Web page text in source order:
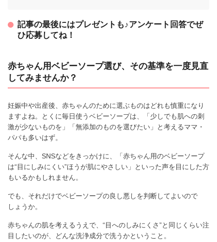
記事の最後にはプレゼントも♪アンケート回答でぜ
ひ応募してね！
赤ちゃん用ベビーソープ選び、その基準を一度見直
してみませんか？
妊娠中や出産後、赤ちゃんのために選ぶものはどれも慎重になり
ますよね。とくに毎日使うベビーソープは、「少しでも肌への刺
激が少ないものを」「無添加のものを選びたい」と考えるママ・
パパも多いはず。
そんな中、SNSなどをきっかけに、「赤ちゃん用のベビーソープ
は“目にしみにくい”ほうが肌にやさしい」といった声を目にした方
もいるかもしれません。
でも、それだけでベビーソープの良し悪しを判断してよいので
しょうか。
赤ちゃんの肌を考えるうえで、“目へのしみにくさ”と同じくらい注
目したいのが、どんな洗浄成分で洗うかということ。